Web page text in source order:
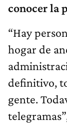
conocer la
“Hay
hogar de
definitivo,
gente.